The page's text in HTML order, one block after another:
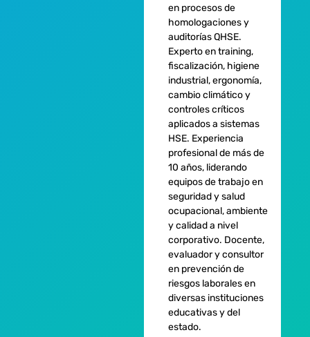
en procesos de
homologaciones y
auditorías QHSE.
Experto en training,
fiscalización, higiene
industrial, ergonomía,
cambio climático y
controles críticos
aplicados a sistemas
HSE. Experiencia
profesional de más de
10 años, liderando
equipos de trabajo en
seguridad y salud
ocupacional, ambiente
y calidad a nivel
corporativo. Docente,
evaluador y consultor
en prevención de
riesgos laborales en
diversas instituciones
educativas y del
estado.